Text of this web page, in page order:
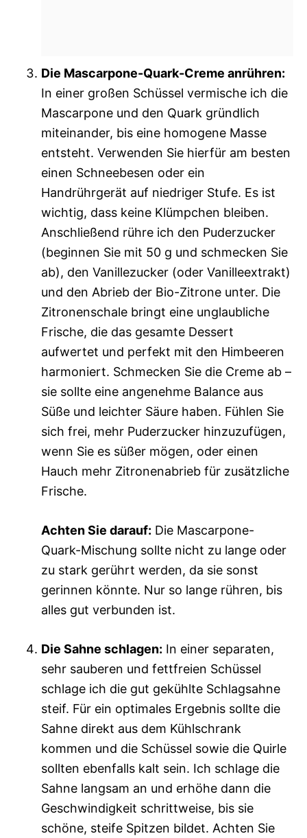
Die Mascarpone-Quark-Creme anrühren:
In einer großen Schüssel vermische ich die
Mascarpone und den Quark gründlich
miteinander, bis eine homogene Masse
entsteht. Verwenden Sie hierfür am besten
einen Schneebesen oder ein
Handrührgerät auf niedriger Stufe. Es ist
wichtig, dass keine Klümpchen bleiben.
Anschließend rühre ich den Puderzucker
(beginnen Sie mit 50 g und schmecken Sie
ab), den Vanillezucker (oder Vanilleextrakt)
und den Abrieb der Bio-Zitrone unter. Die
Zitronenschale bringt eine unglaubliche
Frische, die das gesamte Dessert
aufwertet und perfekt mit den Himbeeren
harmoniert. Schmecken Sie die Creme ab –
sie sollte eine angenehme Balance aus
Süße und leichter Säure haben. Fühlen Sie
sich frei, mehr Puderzucker hinzuzufügen,
wenn Sie es süßer mögen, oder einen
Hauch mehr Zitronenabrieb für zusätzliche
Frische.
Achten Sie darauf: Die Mascarpone-
Quark-Mischung sollte nicht zu lange oder
zu stark gerührt werden, da sie sonst
gerinnen könnte. Nur so lange rühren, bis
alles gut verbunden ist.
Die Sahne schlagen: In einer separaten,
sehr sauberen und fettfreien Schüssel
schlage ich die gut gekühlte Schlagsahne
steif. Für ein optimales Ergebnis sollte die
Sahne direkt aus dem Kühlschrank
kommen und die Schüssel sowie die Quirle
sollten ebenfalls kalt sein. Ich schlage die
Sahne langsam an und erhöhe dann die
Geschwindigkeit schrittweise, bis sie
schöne, steife Spitzen bildet. Achten Sie